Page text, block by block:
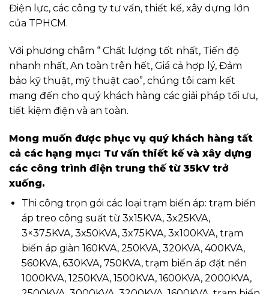
Điện lực, các công ty tư vấn, thiết kế, xây dựng lớn
của TPHCM.
Với phương châm “ Chất lượng tốt nhất, Tiến độ
nhanh nhất, An toàn trên hết, Giá cả hợp lý, Đảm
bảo kỹ thuật, mỹ thuật cao”, chúng tôi cam kết
mang đến cho quý khách hàng các giải pháp tối ưu,
tiết kiệm điện và an toàn.
Mong muốn được phục vụ quý khách hàng tất
cả các hạng mục: Tư vấn thiết kế và xây dựng
các công trình điện trung thế từ 35kV trở
xuống.
Thi công trọn gói các loại trạm biến áp: trạm biến
áp treo công suất từ 3x15KVA, 3x25KVA,
3×37.5KVA, 3x50KVA, 3x75KVA, 3x100KVA, trạm
biến áp giàn 160KVA, 250KVA, 320KVA, 400KVA,
560KVA, 630KVA, 750KVA, trạm biến áp đặt nền
1000KVA, 1250KVA, 1500KVA, 1600KVA, 2000KVA,